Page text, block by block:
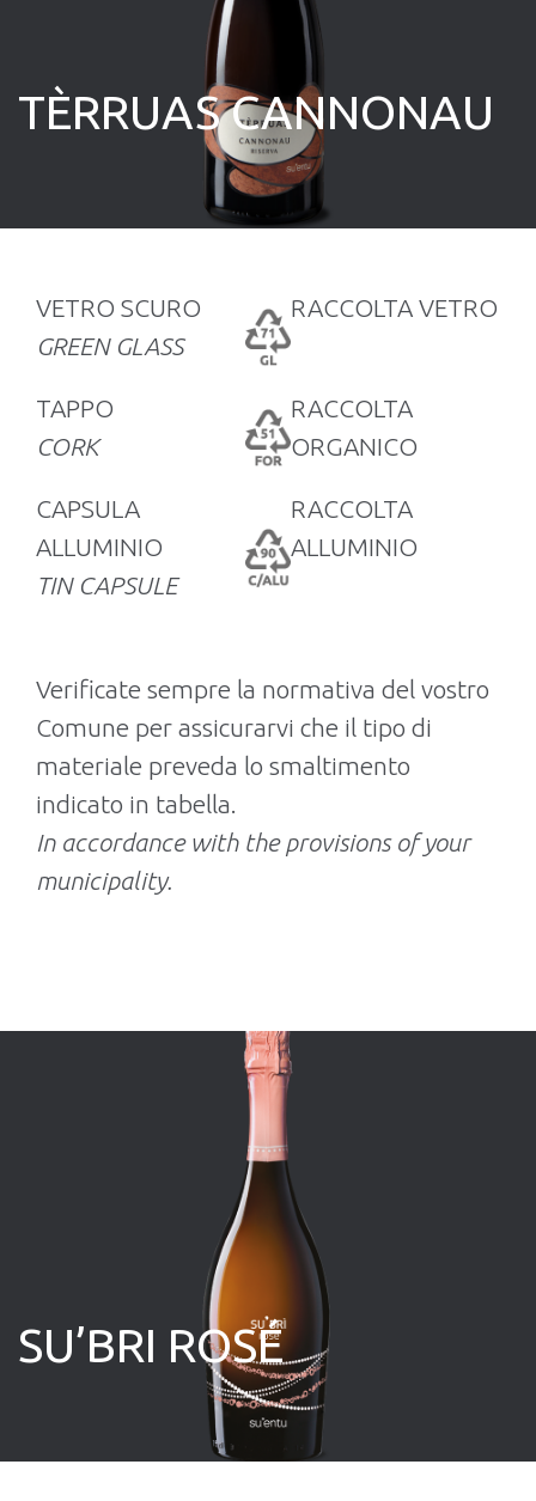
TÈRRUAS CANNONAU
VETRO SCURO
GREEN GLASS
RACCOLTA VETRO
TAPPO
CORK
RACCOLTA
ORGANICO
CAPSULA
ALLUMINIO
TIN CAPSULE
RACCOLTA
ALLUMINIO
Verificate sempre la normativa del vostro
Comune per assicurarvi che il tipo di
materiale preveda lo smaltimento
indicato in tabella.
In accordance with the provisions of your
municipality.
SU’BRI ROSÉ